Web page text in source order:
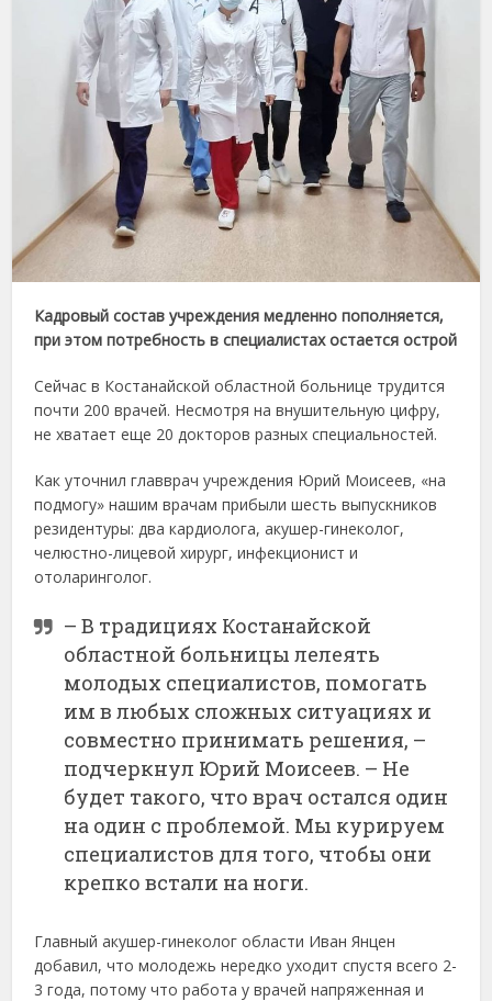
Кадровый состав учреждения медленно пополняется,
при этом потребность в специалистах остается острой
Сейчас в Костанайской областной больнице трудится
почти 200 врачей. Несмотря на внушительную цифру,
не хватает еще 20 докторов разных специальностей.
Как уточнил главврач учреждения Юрий Моисеев, «на
подмогу» нашим врачам прибыли шесть выпускников
резидентуры: два кардиолога, акушер-гинеколог,
челюстно-лицевой хирург, инфекционист и
отоларинголог.
– В традициях Костанайской
областной больницы лелеять
молодых специалистов, помогать
им в любых сложных ситуациях и
совместно принимать решения, –
подчеркнул Юрий Моисеев. – Не
будет такого, что врач остался один
на один с проблемой. Мы курируем
специалистов для того, чтобы они
крепко встали на ноги.
Главный акушер-гинеколог области Иван Янцен
добавил, что молодежь нередко уходит спустя всего 2-
3 года, потому что работа у врачей напряженная и